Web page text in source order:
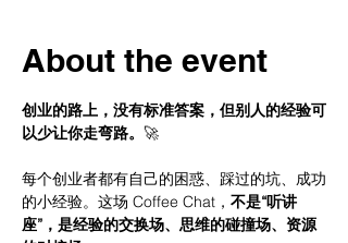
About the event
创业的路上，没有标准答案，但别人的经验可
以少让你走弯路。 🚀
每个创业者都有自己的困惑、踩过的坑、成功
的小经验。这场 Coffee Chat， 不是“听讲
座”，是经验的交换场、思维的碰撞场、资源